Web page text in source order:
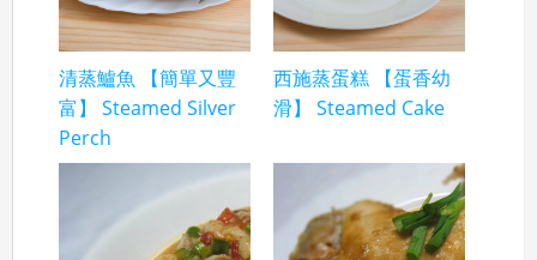
清蒸鱸魚 【簡單又豐
富】 Steamed Silver
Perch
西施蒸蛋糕 【蛋香幼
滑】 Steamed Cake